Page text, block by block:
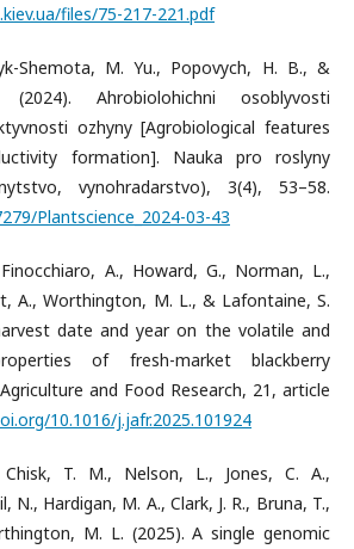
files/75-217-221.pdf
Shemota, M. Yu., Popovych, H. B., &
Ahrobiolohichni osoblyvosti
ozhyny [Agrobiological features
formation]. Nauka pro roslyny
vynohradarstvo), 3(4), 53–58.
Plantscience_2024-03-43
A., Howard, G., Norman, L.,
A., Worthington, M. L., & Lafontaine, S.
date and year on the volatile and
of fresh-market blackberry
and Food Research, 21, article
10.1016/j.jafr.2025.101924
T. M., Nelson, L., Jones, C. A.,
N., Hardigan, M. A., Clark, J. R., Bruna, T.,
M. L. (2025). A single genomic